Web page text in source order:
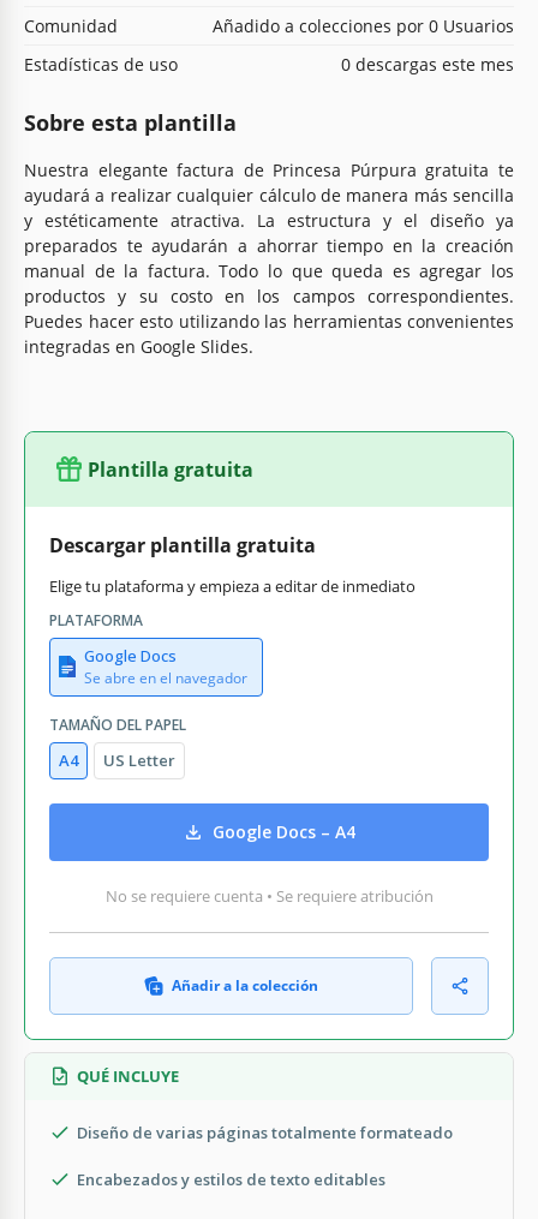
Comunidad
Añadido a colecciones por 0 Usuarios
Estadísticas de uso
0 descargas este mes
Sobre esta plantilla
Nuestra elegante factura de Princesa Púrpura gratuita te
ayudará a realizar cualquier cálculo de manera más sencilla
y estéticamente atractiva. La estructura y el diseño ya
preparados te ayudarán a ahorrar tiempo en la creación
manual de la factura. Todo lo que queda es agregar los
productos y su costo en los campos correspondientes.
Puedes hacer esto utilizando las herramientas convenientes
integradas en Google Slides.
Plantilla gratuita
Descargar plantilla gratuita
Elige tu plataforma y empieza a editar de inmediato
PLATAFORMA
Google Docs
Se abre en el navegador
TAMAÑO DEL PAPEL
A4 US Letter
Google Docs – A4
No se requiere cuenta • Se requiere atribución
Añadir a la colección
QUÉ INCLUYE
Diseño de varias páginas totalmente formateado
Encabezados y estilos de texto editables